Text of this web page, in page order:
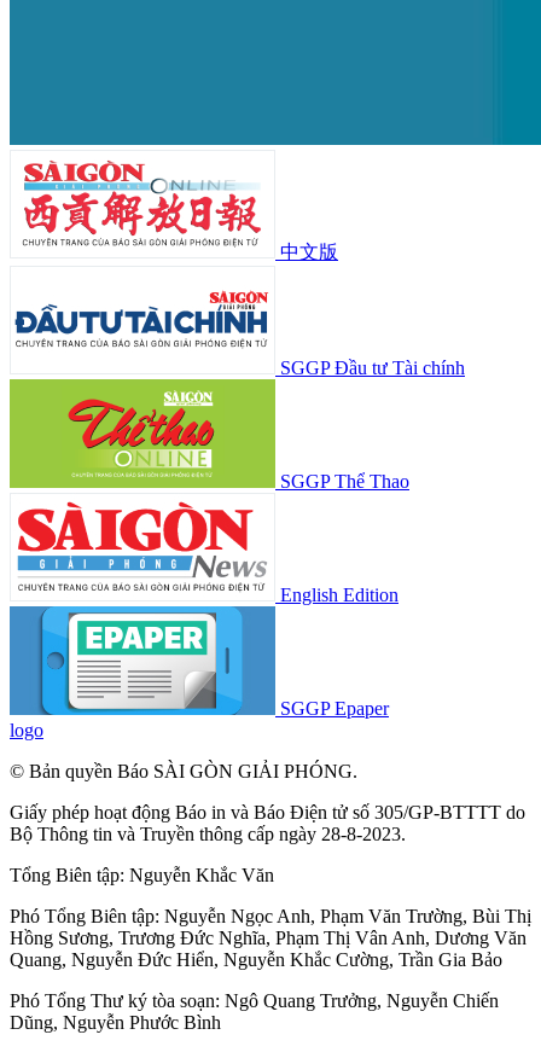
中文版
SGGP Đầu tư Tài chính
SGGP Thể Thao
English Edition
SGGP Epaper
logo
© Bản quyền Báo SÀI GÒN GIẢI PHÓNG.
Giấy phép hoạt động Báo in và Báo Điện tử số 305/GP-BTTTT do
Bộ Thông tin và Truyền thông cấp ngày 28-8-2023.
Tổng Biên tập: Nguyễn Khắc Văn
Phó Tổng Biên tập: Nguyễn Ngọc Anh, Phạm Văn Trường, Bùi Thị
Hồng Sương, Trương Đức Nghĩa, Phạm Thị Vân Anh, Dương Văn
Quang, Nguyễn Đức Hiển, Nguyễn Khắc Cường, Trần Gia Bảo
Phó Tổng Thư ký tòa soạn: Ngô Quang Trưởng, Nguyễn Chiến
Dũng, Nguyễn Phước Bình